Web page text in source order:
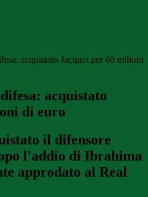
acquistato Jacquet per 60 milioni
acquistato
di euro
il difensore
l'addio di Ibrahima
approdato al Real